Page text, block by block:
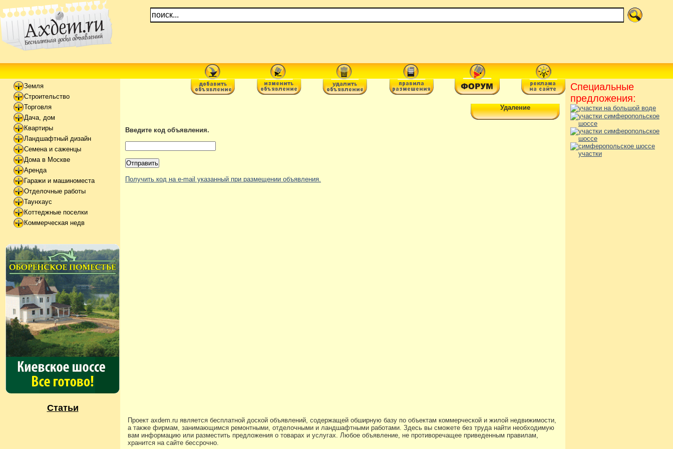
Земля
Строительство
Торговля
Дача, дом
Квартиры
Ландшафтный дизайн
Семена и саженцы
Дома в Москве
Аренда
Гаражи и машиноместа
Отделочные работы
Таунхаус
Коттеджные поселки
Коммерческая недв
Статьи
Удаление
Введите код объявления.
Получить код на e-mail указанный при размещении объявления.
Специальные
предложения:
Проект axdem.ru является бесплатной доской объявлений, содержащей обширную базу по объектам коммерческой и жилой недвижимости,
а также фирмам, занимающимся ремонтными, отделочными и ландшафтными работами. Здесь вы сможете без труда найти необходимую
вам информацию или разместить предложения о товарах и услугах. Любое объявление, не противоречащее приведенным правилам,
хранится на сайте бессрочно.